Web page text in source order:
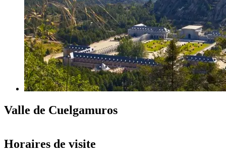
Valle de Cuelgamuros
Horaires de visite